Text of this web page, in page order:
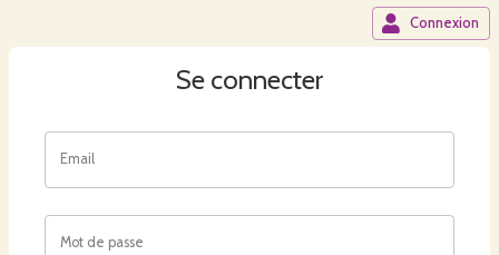
Connexion
Se connecter
Email
Mot de passe